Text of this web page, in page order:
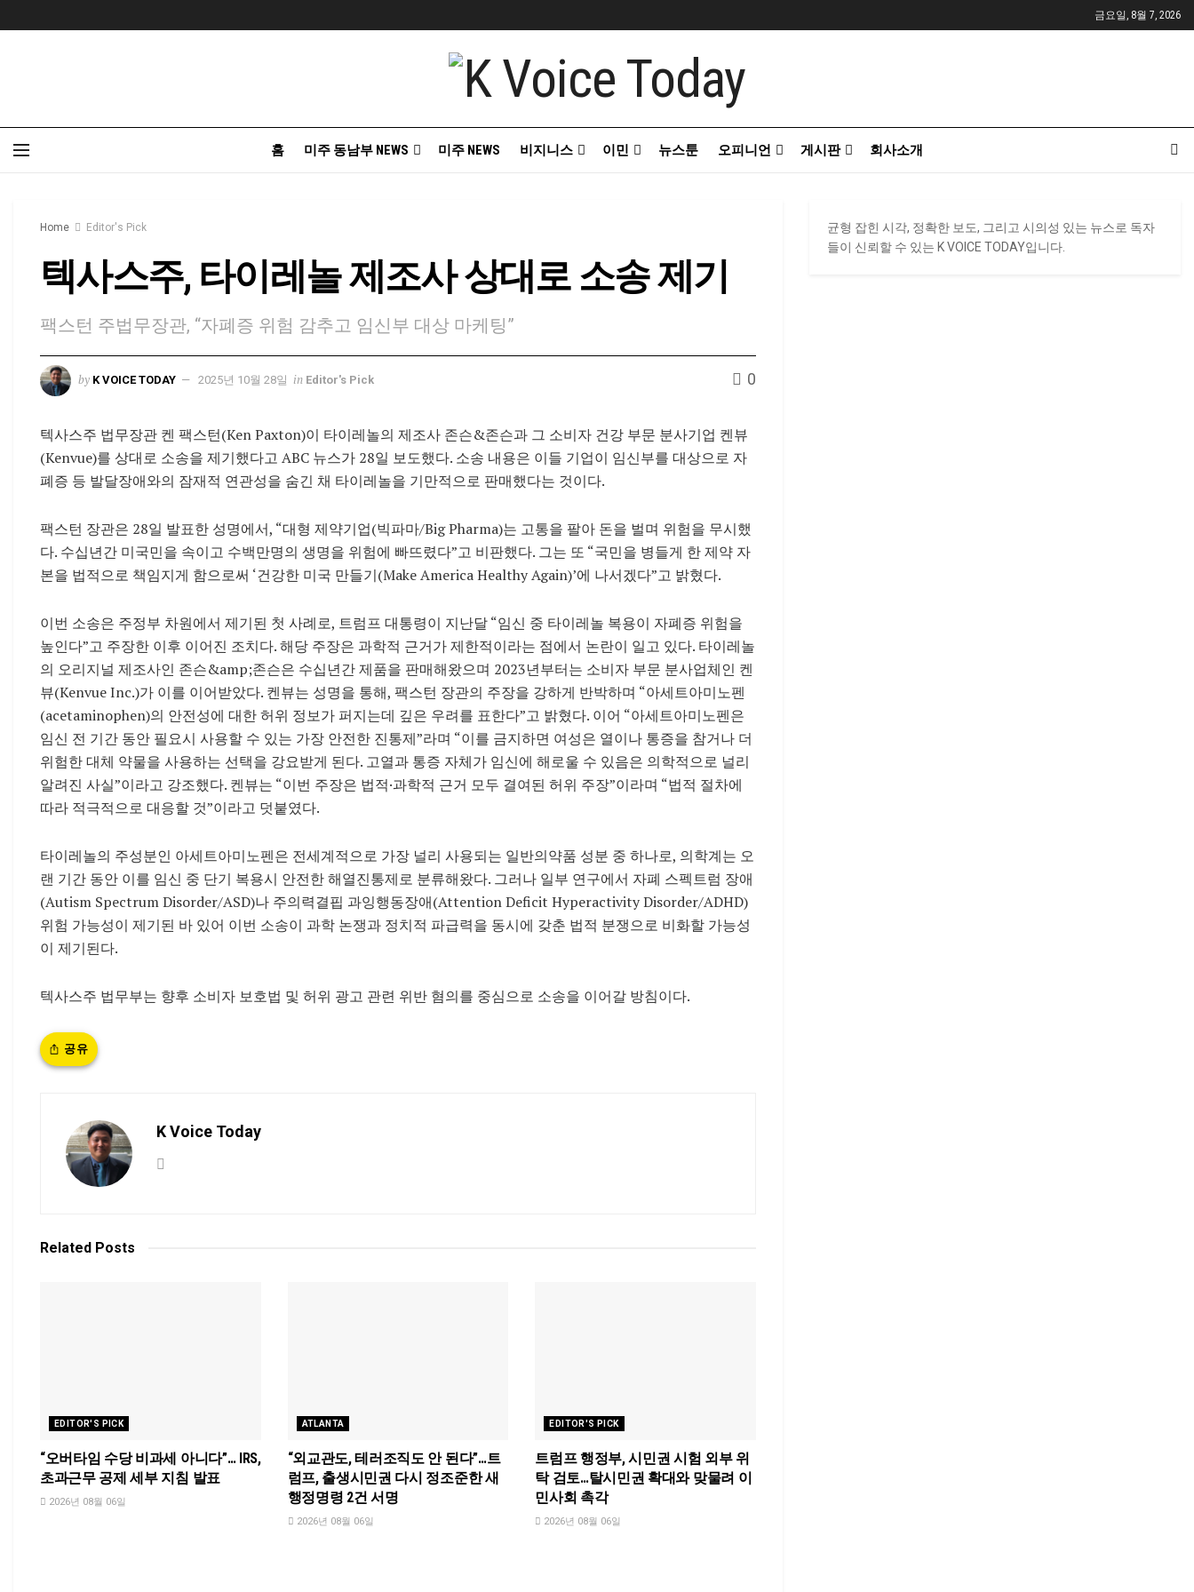
금요일, 8월 7, 2026
홈 미주 동남부 NEWS 미주 NEWS 비지니스 이민 뉴스툰 오피니언 게시판 회사소개
Home Editor's Pick
텍사스주, 타이레놀 제조사 상대로 소송 제기
팩스턴 주법무장관, “자폐증 위험 감추고 임신부 대상 마케팅”
by K VOICE TODAY 2025년 10월 28일 in Editor's Pick 0
텍사스주 법무장관 켄 팩스턴(Ken Paxton)이 타이레놀의 제조사 존슨&존슨과 그 소비자 건강 부문 분사기업 켄뷰
(Kenvue)를 상대로 소송을 제기했다고 ABC 뉴스가 28일 보도했다. 소송 내용은 이들 기업이 임신부를 대상으로 자
폐증 등 발달장애와의 잠재적 연관성을 숨긴 채 타이레놀을 기만적으로 판매했다는 것이다.
팩스턴 장관은 28일 발표한 성명에서, “대형 제약기업(빅파마/Big Pharma)는 고통을 팔아 돈을 벌며 위험을 무시했
다. 수십년간 미국민을 속이고 수백만명의 생명을 위험에 빠뜨렸다”고 비판했다. 그는 또 “국민을 병들게 한 제약 자
본을 법적으로 책임지게 함으로써 ‘건강한 미국 만들기(Make America Healthy Again)’에 나서겠다”고 밝혔다.
이번 소송은 주정부 차원에서 제기된 첫 사례로, 트럼프 대통령이 지난달 “임신 중 타이레놀 복용이 자폐증 위험을
높인다”고 주장한 이후 이어진 조치다. 해당 주장은 과학적 근거가 제한적이라는 점에서 논란이 일고 있다. 타이레놀
의 오리지널 제조사인 존슨&amp;존슨은 수십년간 제품을 판매해왔으며 2023년부터는 소비자 부문 분사업체인 켄
뷰(Kenvue Inc.)가 이를 이어받았다. 켄뷰는 성명을 통해, 팩스턴 장관의 주장을 강하게 반박하며 “아세트아미노펜
(acetaminophen)의 안전성에 대한 허위 정보가 퍼지는데 깊은 우려를 표한다”고 밝혔다. 이어 “아세트아미노펜은
임신 전 기간 동안 필요시 사용할 수 있는 가장 안전한 진통제”라며 “이를 금지하면 여성은 열이나 통증을 참거나 더
위험한 대체 약물을 사용하는 선택을 강요받게 된다. 고열과 통증 자체가 임신에 해로울 수 있음은 의학적으로 널리
알려진 사실”이라고 강조했다. 켄뷰는 “이번 주장은 법적·과학적 근거 모두 결여된 허위 주장”이라며 “법적 절차에
따라 적극적으로 대응할 것”이라고 덧붙였다.
타이레놀의 주성분인 아세트아미노펜은 전세계적으로 가장 널리 사용되는 일반의약품 성분 중 하나로, 의학계는 오
랜 기간 동안 이를 임신 중 단기 복용시 안전한 해열진통제로 분류해왔다. 그러나 일부 연구에서 자폐 스펙트럼 장애
(Autism Spectrum Disorder/ASD)나 주의력결핍 과잉행동장애(Attention Deficit Hyperactivity Disorder/ADHD)
위험 가능성이 제기된 바 있어 이번 소송이 과학 논쟁과 정치적 파급력을 동시에 갖춘 법적 분쟁으로 비화할 가능성
이 제기된다.
텍사스주 법무부는 향후 소비자 보호법 및 허위 광고 관련 위반 혐의를 중심으로 소송을 이어갈 방침이다.
공유
K Voice Today
Related Posts
EDITOR'S PICK
“오버타임 수당 비과세 아니다”… IRS,
초과근무 공제 세부 지침 발표
2026년 08월 06일
ATLANTA
“외교관도, 테러조직도 안 된다”…트
럼프, 출생시민권 다시 정조준한 새
행정명령 2건 서명
2026년 08월 06일
EDITOR'S PICK
트럼프 행정부, 시민권 시험 외부 위
탁 검토…탈시민권 확대와 맞물려 이
민사회 촉각
2026년 08월 06일
균형 잡힌 시각, 정확한 보도, 그리고 시의성 있는 뉴스로 독자
들이 신뢰할 수 있는 K VOICE TODAY입니다.